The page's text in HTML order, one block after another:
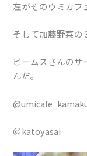
左がそのウミカフ
そして加藤野菜の
ビームスさんのサ
んだ。
＠katoyasai